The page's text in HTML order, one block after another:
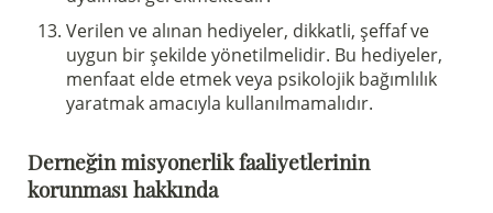
Verilen ve alınan hediyeler, dikkatli, şeffaf ve
uygun bir şekilde yönetilmelidir. Bu hediyeler,
menfaat elde etmek veya psikolojik bağımlılık
yaratmak amacıyla kullanılmamalıdır.
Derneğin misyonerlik faaliyetlerinin
korunması hakkında
Sostieni la Comunità Magnificat
Fai una donazione sul nostro conto
bancario
IT49S0200803039000102071988